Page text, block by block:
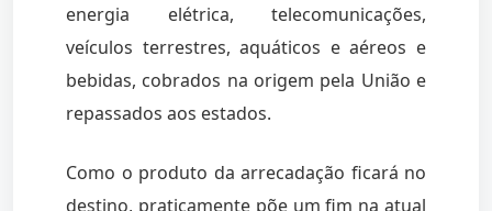
energia elétrica, telecomunicações,
veículos terrestres, aquáticos e aéreos e
bebidas, cobrados na origem pela União e
repassados aos estados.
Como o produto da arrecadação ficará no
destino, praticamente põe um fim na atual